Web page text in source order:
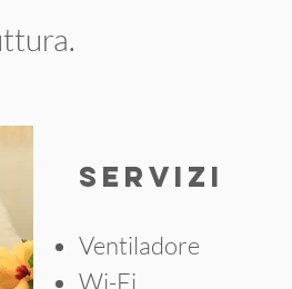
SERVIZI
Ventiladore
Wi-Fi